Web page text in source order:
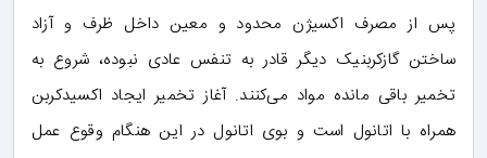
پس از مصرف اکسیژن محدود و معین داخل ظرف و آزاد
ساختن گازکربنیک دیگر قادر به تنفس عادی نبوده، شروع به
تخمیر باقی مانده مواد می‌کنند. آغاز تخمیر ایجاد اکسیدکربن
همراه با اتانول است و بوی اتانول در این هنگام وقوع عمل